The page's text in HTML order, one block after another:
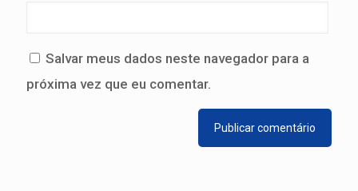
Salvar meus dados neste navegador para a
próxima vez que eu comentar.